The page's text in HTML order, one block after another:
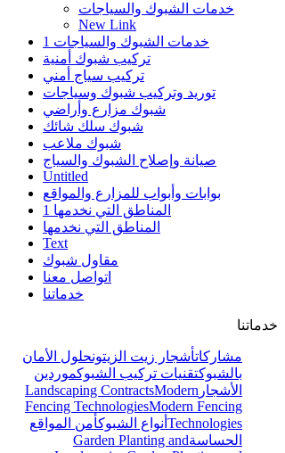
خدمات الشبوك والسياجات
New Link
خدمات الشبوك والسياجات 1
تركيب شبوك أمنية
تركيب سياج أمني
توريد وتركيب شبوك وسياجات
شبوك مزارع وأراضي
شبوك سلك شائك
شبوك ملاعب
صيانة وإصلاح الشبوك والسياج
Untitled
بوابات وأبواب للمزارع والمواقع
المناطق التي نخدمها 1
المناطق التي نخدمها
Text
مقاول شبوك
اتواصل معنا
خدماتنا
خدماتنا
مشاركاتأشجار زيت الزيتونحلول الأمان
بالشبوكتقنيات تركيب الشبوكموردين
الأشجار
Landscaping ContractsModern
Fencing TechnologiesModern Fencing
Technologies أنواع الشبوكأمن المواقع
الحساسةGarden Planting and